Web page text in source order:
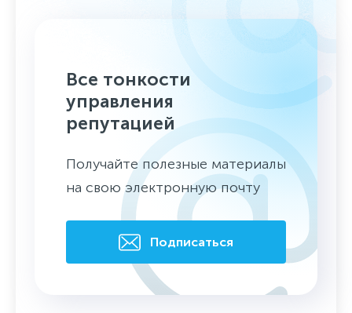
Все тонкости
управления
репутацией
Получайте полезные материалы
на свою электронную почту
Подписаться